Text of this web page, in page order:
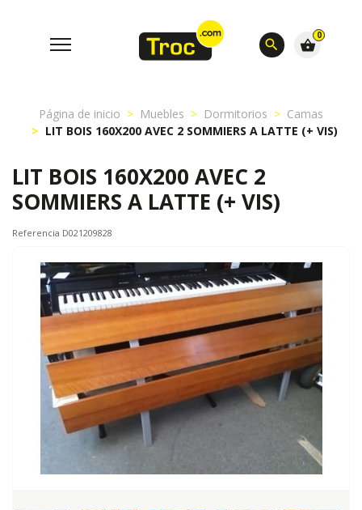
search
0
shopping_basket
Página de inicio Muebles Dormitorios
Camas
LIT BOIS 160X200 AVEC 2 SOMMIERS A LATTE (+ VIS)
LIT BOIS 160X200 AVEC 2
SOMMIERS A LATTE (+ VIS)
Referencia D021209828